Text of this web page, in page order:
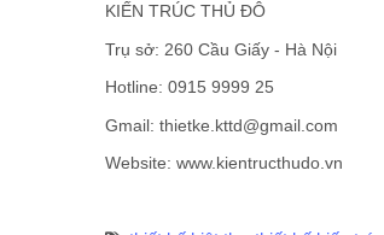
KIẾN TRÚC THỦ ĐÔ
Trụ sở: 260 Cầu Giấy - Hà Nội
Hotline: 0915 9999 25
Gmail: thietke.kttd@gmail.com
Website: www.kientructhudo.vn